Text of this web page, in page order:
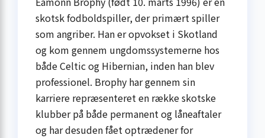
skotsk fodboldspiller, der primært spiller
som angriber. Han er opvokset i Skotland
og kom gennem ungdomssystemerne hos
både Celtic og Hibernian, inden han blev
professionel. Brophy har gennem sin
karriere repræsenteret en række skotske
klubber på både permanent og låneaftaler
og har desuden fået optrædener for